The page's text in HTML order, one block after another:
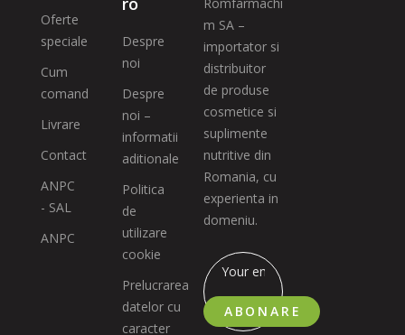
Oferte
speciale
Cum
comand
Livrare
Contact
ANPC
- SAL
ANPC
Despre
noi
Despre
noi –
informatii
aditionale
Politica
de
utilizare
cookie
Prelucrarea
datelor cu
caracter
m SA –
importator si
distribuitor
de produse
cosmetice si
suplimente
nutritive din
Romania, cu
experienta in
domeniu.
ABONARE